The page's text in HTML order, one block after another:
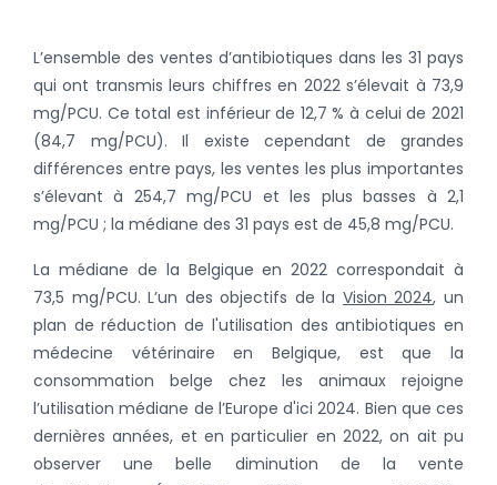
L’ensemble des ventes d’antibiotiques dans les 31 pays
qui ont transmis leurs chiffres en 2022 s’élevait à 73,9
mg/PCU. Ce total est inférieur de 12,7 % à celui de 2021
(84,7 mg/PCU). Il existe cependant de grandes
différences entre pays, les ventes les plus importantes
s’élevant à 254,7 mg/PCU et les plus basses à 2,1
mg/PCU ; la médiane des 31 pays est de 45,8 mg/PCU.
La médiane de la Belgique en 2022 correspondait à
73,5 mg/PCU. L’un des objectifs de la Vision 2024, un
plan de réduction de l'utilisation des antibiotiques en
médecine vétérinaire en Belgique, est que la
consommation belge chez les animaux rejoigne
l’utilisation médiane de l’Europe d'ici 2024. Bien que ces
dernières années, et en particulier en 2022, on ait pu
observer une belle diminution de la vente